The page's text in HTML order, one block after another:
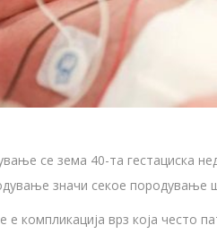
се зема 40-та гестациска
значи секое породување
компликација врз која често